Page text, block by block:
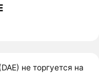
не торгуется на